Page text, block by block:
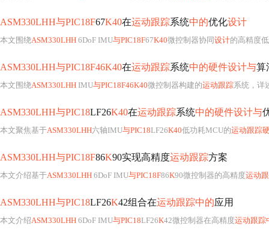
ASM330LHH与PIC18F67K40在运动跟踪系统中的优化设计
本文围绕ASM330LHH 6DoF IMU与PIC18F67K40微控制器协同设计的高精度
ASM330LHH与PIC18F46K40在运动跟踪系统中的硬件设计与算
本文围绕ASM330LHH IMU与PIC18F46K40微控制器构建的运动跟踪系统，详
ASM330LHH与PIC18LF26K40在运动跟踪系统中的硬件设计与
本文聚焦基于ASM330LHH六轴IMU与PIC18LF26K40低功耗MCU的运动跟踪
ASM330LHH与PIC18F86K90实现高精度运动跟踪方案
本文介绍基于ASM330LHH 6DoF IMU与PIC18F86K90微控制器的高精度运动
ASM330LHH与PIC18LF26K42组合在运动跟踪中的应用
本文介绍ASM330LHH 6DoF IMU与PIC18LF26K42微控制器在高精度运动跟踪